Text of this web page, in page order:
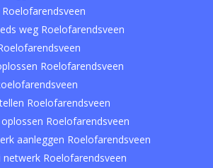
weg Roelofarendsveen
Roelofarendsveen
Roelofarendsveen
Roelofarendsveen
aanleggen Roelofarendsveen
netwerk Roelofarendsveen